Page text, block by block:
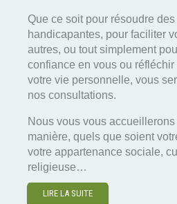
Que ce soit pour résoudre
handicapantes, pour faciliter
autres, ou tout simplement
confiance en vous ou réfléchir
votre vie personnelle, vous
nos consultations.
Nous vous vous
manière, quels que soient
votre appartenance sociale,
religieuse…
LIRE LA SUITE